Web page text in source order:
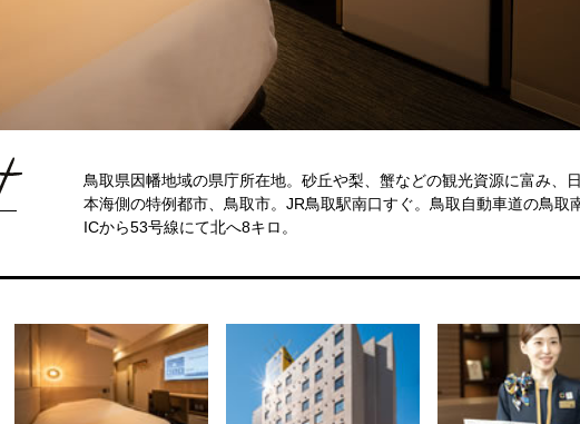
鳥取県因幡地域の県庁所在地。砂丘や梨、蟹などの観光資源に富み、
本海側の特例都市、鳥取市。JR鳥取駅南口すぐ。鳥取自動車道の鳥取
ICから53号線にて北へ8キロ。